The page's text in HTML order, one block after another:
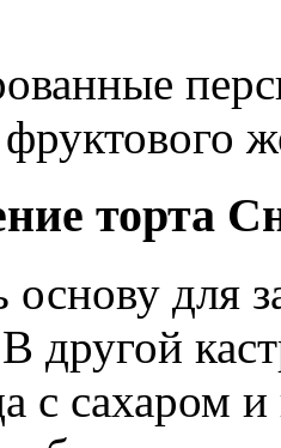
торта
основу для
другой
с сахаром